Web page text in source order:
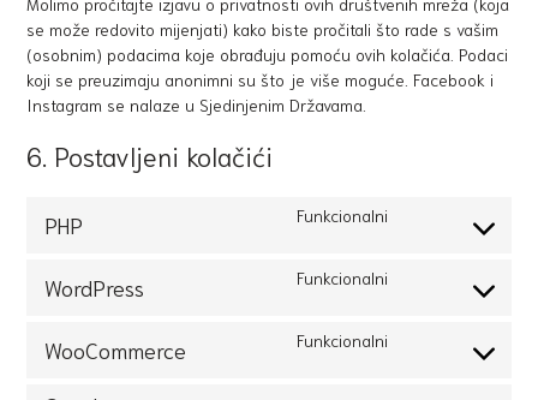
se može redovito mijenjati) kako biste pročitali što rade s vašim
(osobnim) podacima koje obrađuju pomoću ovih kolačića. Podaci
koji se preuzimaju anonimni su što je više moguće. Facebook i
Instagram se nalaze u Sjedinjenim Državama.
6. Postavljeni kolačići
PHP Funkcionalni
WordPress Funkcionalni
WooCommerce Funkcionalni